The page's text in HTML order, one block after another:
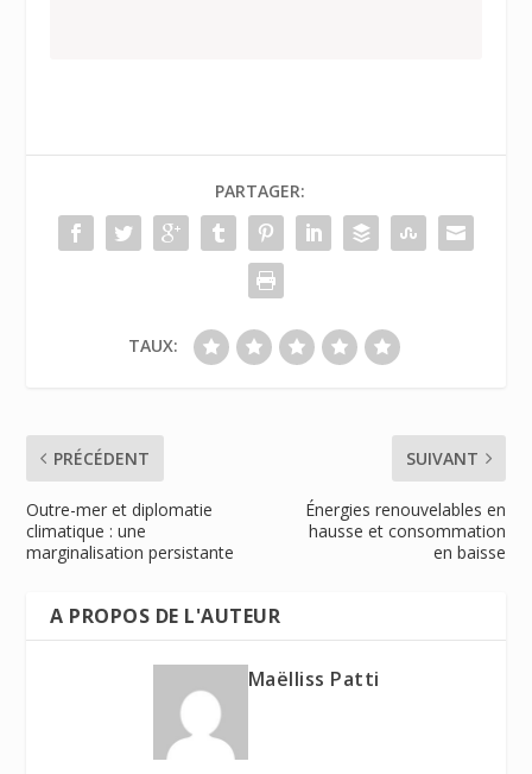
PARTAGER:
TAUX:
PRÉCÉDENT
Outre-mer et diplomatie
climatique : une
marginalisation persistante
SUIVANT
Énergies renouvelables en
hausse et consommation
en baisse
A PROPOS DE L'AUTEUR
Maëlliss Patti